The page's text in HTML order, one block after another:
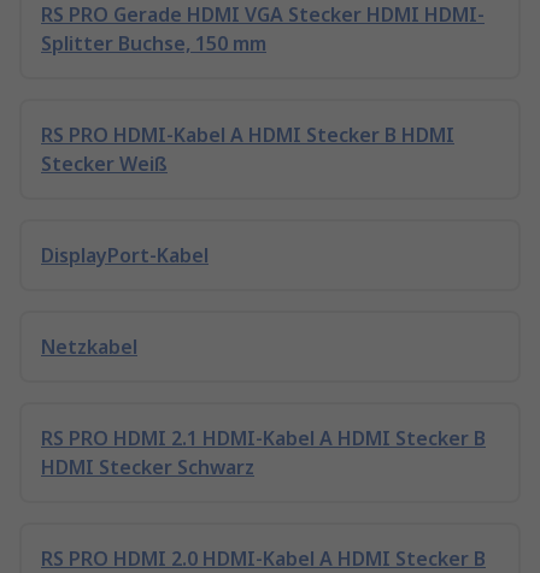
RS PRO Gerade HDMI VGA Stecker HDMI HDMI-
Splitter Buchse, 150 mm
RS PRO HDMI-Kabel A HDMI Stecker B HDMI
Stecker Weiß
DisplayPort-Kabel
Netzkabel
RS PRO HDMI 2.1 HDMI-Kabel A HDMI Stecker B
HDMI Stecker Schwarz
RS PRO HDMI 2.0 HDMI-Kabel A HDMI Stecker B